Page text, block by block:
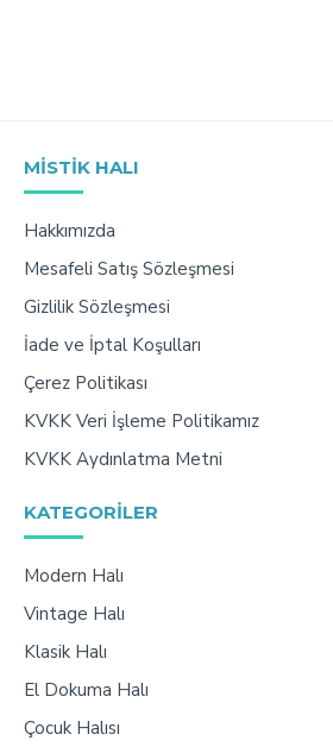
MISTIK HALI
Hakkımızda
Mesafeli Satış Sözleşmesi
Gizlilik Sözleşmesi
İade ve İptal Koşulları
Çerez Politikası
KVKK Veri İşleme Politikamız
KVKK Aydınlatma Metni
KATEGORILER
Modern Halı
Vintage Halı
Klasik Halı
El Dokuma Halı
Çocuk Halısı